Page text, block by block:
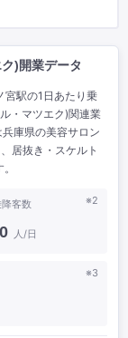
)開業データ
駅の1日あたり乗
・マツエク)関連業
庫県の美容サロン
居抜き・スケルト
※2
客数
人/日
※3